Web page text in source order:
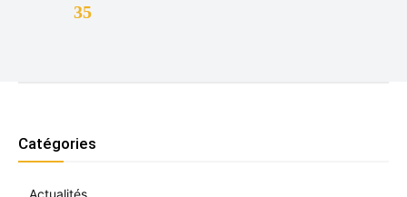
35
Catégories
Actualités